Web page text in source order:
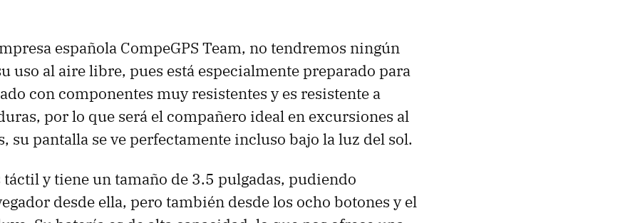
española CompeGPS Team, no tendremos ningún
uso al aire libre, pues está especialmente preparado para
con componentes muy resistentes y es resistente a
por lo que será el compañero ideal en excursiones al
su pantalla se ve perfectamente incluso bajo la luz del sol.
táctil y tiene un tamaño de 3.5 pulgadas, pudiendo
desde ella, pero también desde los ocho botones y el